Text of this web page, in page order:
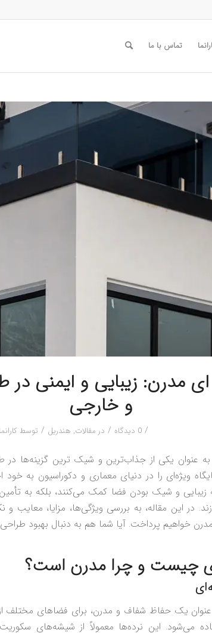
تماس با ما
مدرن: زیبایی و ایمنی در
و خارجی
/ 0 دیدگاه / در مقالات, هندریل / توسط کارانما
به عنوان یکی از جذاب‌ترین و شیک‌ ترین گزینه‌ها
ویژه‌ای را در دنیای معماری و دکوراسیون به
زیبایی و شیک بودن فضا کمک می‌کنند، بلکه به
در این مقاله، به بررسی ویژگی‌ها، مزایا، معایب
خواهیم پرداخت. آیا شما هم به دنبال بهبود
چیست و چرا مدرن است؟
یک حفاظ شفاف و مدرن، برای فضاهای مختلف از
می‌شود. این نرده‌ها معمولاً از شیشه‌های